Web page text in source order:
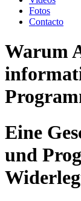
Fotos
Contacto
Warum
Eine
und